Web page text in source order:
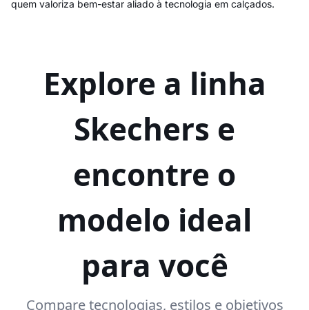
quem valoriza bem-estar aliado à tecnologia em calçados.
Explore a linha
Skechers e
encontre o
modelo ideal
para você
Compare tecnologias, estilos e objetivos